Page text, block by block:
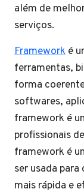
além de
serviços.
Framework é
ferramentas,
forma
softwares,
framework é
profissionais
framework é
ser usada
mais rápida e